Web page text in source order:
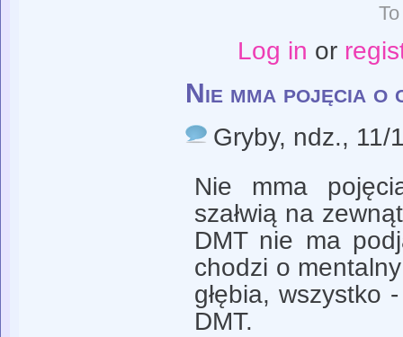
Log in or
Nie mma pojęcia o
Gryby, ndz., 11/
Nie mma
szałwią na
DMT nie ma
chodzi o
głębia, wszystko
DMT.